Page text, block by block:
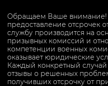
Обращаем Ваше внимание!
предоставление отсрочек
службу производится на
призывных комиссий и
компетенции военных
оказывает юридические
Каждый конкретный
отзывы о решенных
получивших отсрочку от